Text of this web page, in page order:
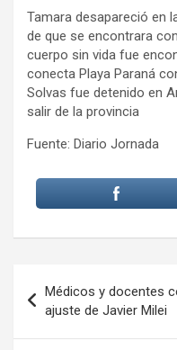
Tamara desapareció en
de que se encontrara
cuerpo sin vida fue
conecta Playa Paraná
Solvas fue detenido en
salir de la provincia
Fuente: Diario Jornada
de
entradas
Médicos y docentes
ajuste de Javier Milei